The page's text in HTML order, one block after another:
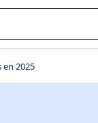
en 2025